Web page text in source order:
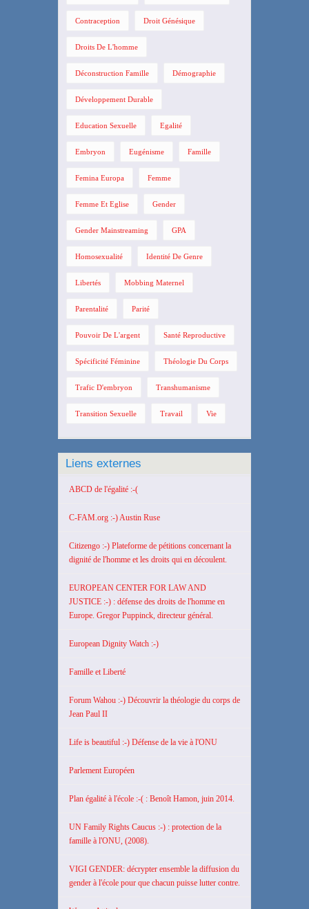
Contraception Droit Génésique
Droits De L'homme
Déconstruction Famille Démographie
Développement Durable
Education Sexuelle Egalité
Embryon Eugénisme Famille
Femina Europa Femme
Femme Et Eglise Gender
Gender Mainstreaming GPA
Homosexualité Identité De Genre
Libertés Mobbing Maternel
Parentalité Parité
Pouvoir De L'argent Santé Reproductive
Spécificité Féminine Théologie Du Corps
Trafic D'embryon Transhumanisme
Transition Sexuelle Travail Vie
Liens externes
ABCD de l'égalité :-(
C-FAM.org :-) Austin Ruse
Citizengo :-) Plateforme de pétitions concernant la
dignité de l'homme et les droits qui en découlent.
EUROPEAN CENTER FOR LAW AND
JUSTICE :-) : défense des droits de l'homme en
Europe. Gregor Puppinck, directeur général.
European Dignity Watch :-)
Famille et Liberté
Forum Wahou :-) Découvrir la théologie du corps de
Jean Paul II
Life is beautiful :-) Défense de la vie à l'ONU
Parlement Européen
Plan égalité à l'école :-( : Benoît Hamon, juin 2014.
UN Family Rights Caucus :-) : protection de la
famille à l'ONU, (2008).
VIGI GENDER: décrypter ensemble la diffusion du
gender à l'école pour que chacun puisse lutter contre.